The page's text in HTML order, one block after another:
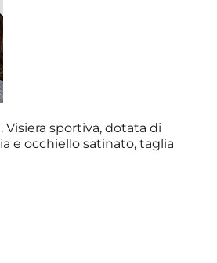
Visiera sportiva, dotata di
e occhiello satinato, taglia